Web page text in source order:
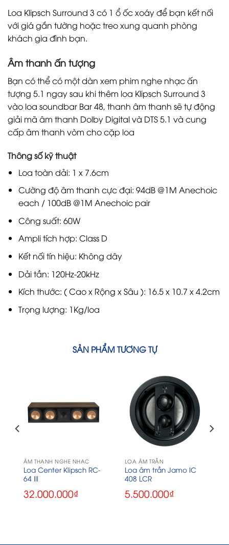
Loa Klipsch Surround 3 có 1 ổ ốc xoáy để bạn kết nối
với giá gắn tường hoặc treo xung quanh phòng
khách gia đình bạn.
Âm thanh ấn tượng
Bạn có thể có một dàn xem phim nghe nhạc ấn
tượng 5.1 ngay sau khi thêm loa Klipsch Surround 3
vào loa soundbar Bar 48, thanh âm thanh sẽ tự động
giải mã âm thanh Dolby Digital và DTS 5.1 và cung
cấp âm thanh vòm cho cặp loa
Thông số kỹ thuật
Loa toàn dải: 1 x 7.6cm
Cường độ âm thanh cực đại: 94dB @1M Anechoic
each / 100dB @1M Anechoic pair
Công suất: 60W
Ampli tích hợp: Class D
Kết nối tín hiệu: Không dây
Dải tần: 120Hz-20kHz
Kích thước: ( Cao x Rộng x Sâu ): 16.5 x 10.7 x 4.2cm
Trọng lượng: 1Kg/loa
SẢN PHẨM TƯƠNG TỰ
ÂM THANH NGHE NHẠC
Loa Center Klipsch RC-
64 III
32.000.000₫
LOA ÂM TRẦN
Loa âm trần Jamo IC
408 LCR
5.500.000₫